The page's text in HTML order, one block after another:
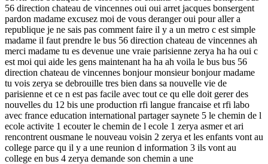
56 direction chateau de vincennes oui oui arret jacques bonsergent
pardon madame excusez moi de vous deranger oui pour aller a
republique je ne sais pas comment faire il y a un metro c est simple
madame il faut prendre le bus 56 direction chateau de vincennes ah
merci madame tu es devenue une vraie parisienne zerya ha ha oui c
est moi qui aide les gens maintenant ha ha ah voila le bus bus 56
direction chateau de vincennes bonjour monsieur bonjour madame
tu vois zerya se debrouille tres bien dans sa nouvelle vie de
parisienne et ce n est pas facile avec tout ce qu elle doit gerer des
nouvelles du 12 bis une production rfi langue francaise et rfi labo
avec france education international partager saynete 5 le chemin de l
ecole activite 1 ecouter le chemin de l ecole 1 zerya asmer et ari
rencontrent ousmane le nouveau voisin 2 zerya et les enfants vont au
college parce qu il y a une reunion d information 3 ils vont au
college en bus 4 zerya demande son chemin a une